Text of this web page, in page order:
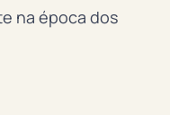
na época dos